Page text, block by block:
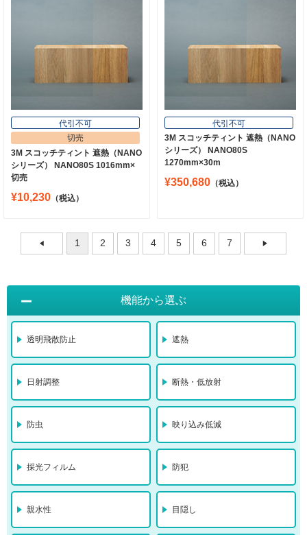
代引不可
切売
3M スコッチティント 遮熱（NANO
シリーズ） NANO80S 1016mm×
切売
¥10,230 （税込）
代引不可
3M スコッチティント 遮熱（NANO
シリーズ） NANO80S
1270mm×30m
¥350,680 （税込）
1 2 3 4 5 6 7
機能から選ぶ
透明飛散防止 遮熱
日射調整 断熱・低放射
防虫 映り込み低減
採光フィルム 防犯
親水性 目隠し